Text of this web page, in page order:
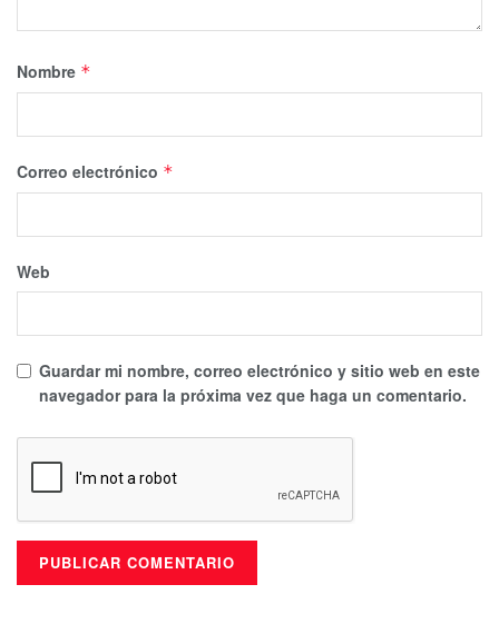
Nombre *
Correo electrónico *
Web
Guardar mi nombre, correo electrónico y sitio web en este
navegador para la próxima vez que haga un comentario.